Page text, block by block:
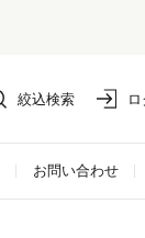
絞込検索
お問い合わせ